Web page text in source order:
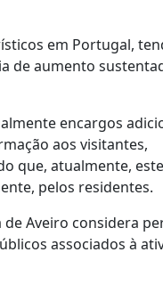
em Portugal,
de aumento
encargos
aos visitantes,
que, atualmente,
pelos residentes.
Aveiro considera
associados à